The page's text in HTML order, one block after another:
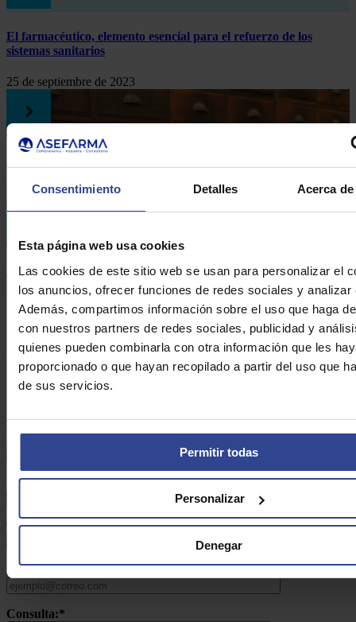
Consentimiento Detalles Acerca
Esta página web usa cookies
Las cookies de este sitio web se usan para personalizar el
los anuncios, ofrecer funciones de redes sociales y analizar
Además, compartimos información sobre el uso que haga
con nuestros partners de redes sociales, publicidad y
quienes pueden combinarla con otra información que les
proporcionado o que hayan recopilado a partir del uso que
de sus servicios.
Permitir todas
Personalizar
Denegar
El farmacéutico, elemento esencial para el refuerzo de los
sistemas sanitarios
25 de septiembre de 2023
7 de julio de 2023
Farmacéuticos zamoranos se forman en fiscalidad para la
oficina de farmacia
1 de marzo de 2017
Formulario de contacto
DE ASEFARMA
Nombre:*
Apellidos:*
Teléfono:*
Email:*
Consulta:*